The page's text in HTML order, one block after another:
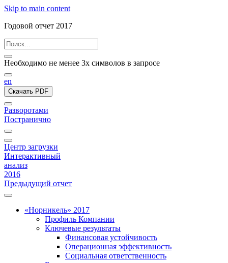
Skip to main content
Годовой отчет 2017
Необходимо не менее 3х символов в запросе
en
Скачать PDF
Разворотами
Постранично
Центр загрузки
Интерактивный
анализ
2016
Предыдущий отчет
«Норникель» 2017
Профиль Компании
Ключевые результаты
Финансовая устойчивость
Операционная эффективность
Социальная ответственность